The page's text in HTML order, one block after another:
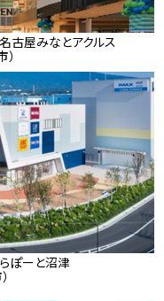
古屋みなとアクルス
ぽーと沼津